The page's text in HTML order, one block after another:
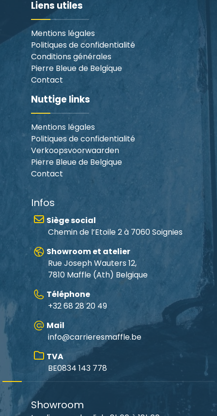
Liens utiles
Mentions légales
Politiques de confidentialité
Conditions générales
Pierre Bleue de Belgique
Contact
Nuttige links
Mentions légales
Politiques de confidentialité
Verkoopsvoorwaarden
Pierre Bleue de Belgique
Contact
Infos
Siège social
Chemin de l’Etoile 2 à 7060 Soignies
Showroom et atelier
Rue Joseph Wauters 12,
7810 Maffle (Ath) Belgique
Téléphone
+32 68 28 20 49
Mail
info@carrieresmaffle.be
TVA
BE0834 143 778
Showroom